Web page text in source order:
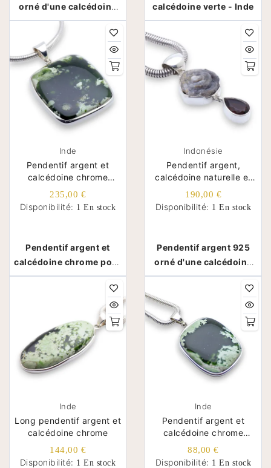
orné d'une calcédoine
verte - Inde
calcédoine verte - Inde
Inde
Pendentif argent et
calcédoine chrome
imposant
235,00 €
Disponibilité: 1 En stock
Pendentif argent et
calcédoine chrome pour
homme et femme - Inde
Indonésie
Pendentif argent,
calcédoine naturelle et
obsidienne rougeâtre
190,00 €
Disponibilité: 1 En stock
Pendentif argent 925
orné d'une calcédoine
drusiforme et d'une
obsidienne - Indonésie
Inde
Long pendentif argent et
calcédoine chrome
144,00 €
Disponibilité: 1 En stock
Inde
Pendentif argent et
calcédoine chrome
rectangulaire aux angles
arrondis
88,00 €
Disponibilité: 1 En stock